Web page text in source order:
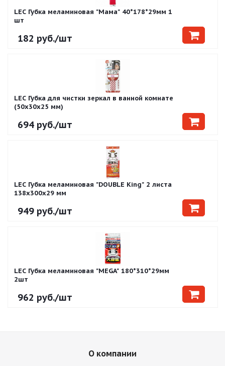
LEC Губка меламиновая "Мама" 40*178*29мм 1
шт
182 руб./шт
LEC Губка для чистки зеркал в ванной комнате
(50х30х25 мм)
694 руб./шт
LEC Губка меламиновая "DOUBLE King" 2 листа
138х300х29 мм
949 руб./шт
LEC Губка меламиновая "MEGA" 180*310*29мм
2шт
962 руб./шт
О компании